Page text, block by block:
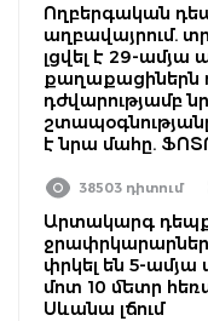
Ողբերգական
աղբավայրում.
լցվել է 29-
քաղաքացիներն
դժվարությամբ
է նրա մահը.
38503 դիտում
Արտակարգ դեպք
փրկել են 5-
մոտ 10 մետր
Սևանա լճում